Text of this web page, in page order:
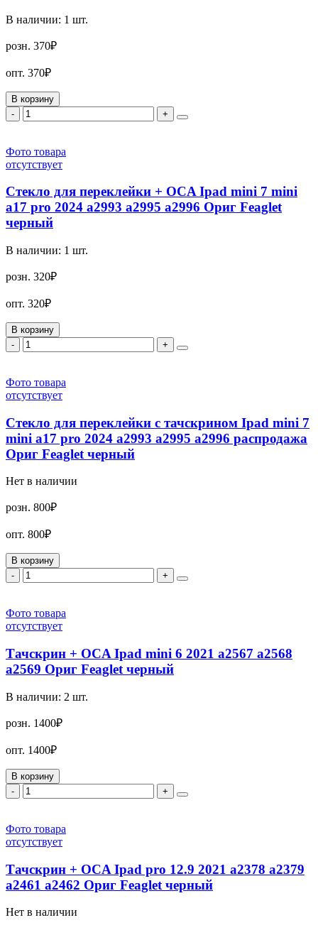
В наличии: 1 шт.
розн. 370₽
опт. 370₽
В корзину
-
+
Фото товара
отсутствует
Стекло для переклейки + OCA Ipad mini 7 mini
a17 pro 2024 a2993 a2995 a2996 Ориг Feaglet
черный
В наличии: 1 шт.
розн. 320₽
опт. 320₽
В корзину
-
+
Фото товара
отсутствует
Стекло для переклейки с тачскрином Ipad mini 7
mini a17 pro 2024 a2993 a2995 a2996 распродажа
Ориг Feaglet черный
Нет в наличии
розн. 800₽
опт. 800₽
В корзину
-
+
Фото товара
отсутствует
Тачскрин + OCA Ipad mini 6 2021 a2567 a2568
a2569 Ориг Feaglet черный
В наличии: 2 шт.
розн. 1400₽
опт. 1400₽
В корзину
-
+
Фото товара
отсутствует
Тачскрин + OCA Ipad pro 12.9 2021 a2378 a2379
a2461 a2462 Ориг Feaglet черный
Нет в наличии